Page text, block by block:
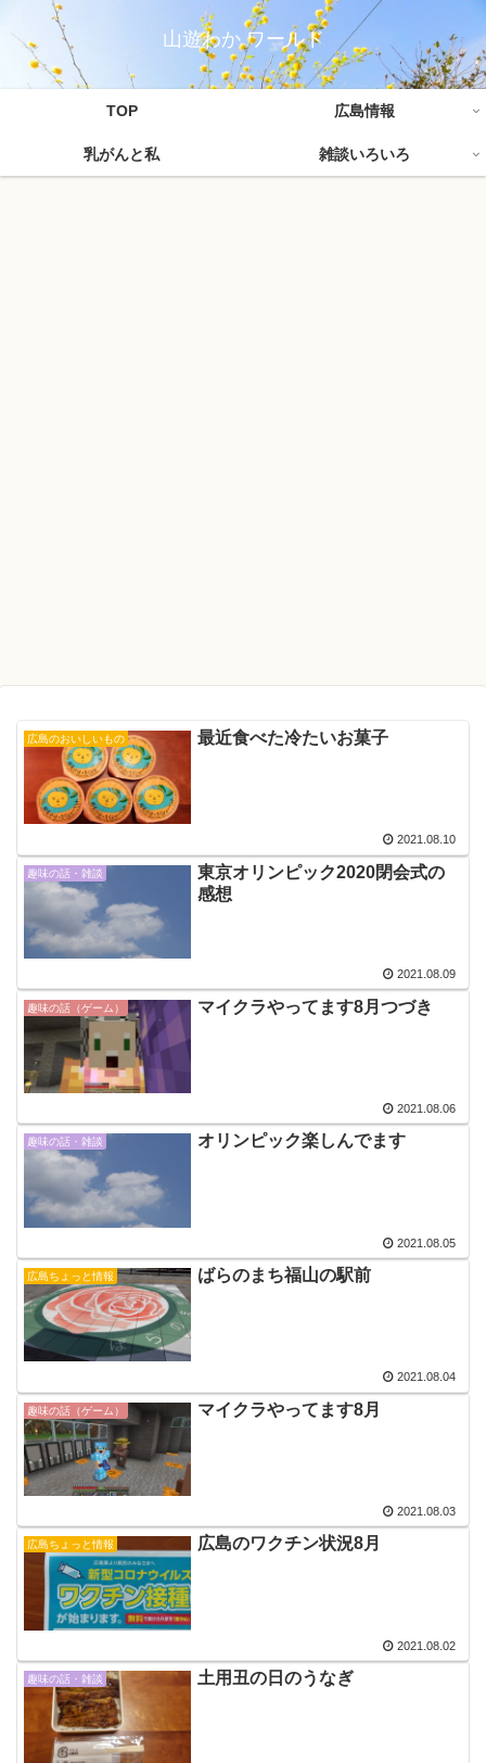
山遊わか ワールド
TOP 広島情報
乳がんと私 雑談いろいろ
広島のおいしいもの 最近食べた冷たいお菓子
2021.08.10
趣味の話・雑談
東京オリンピック2020閉会式の
感想
2021.08.09
趣味の話（ゲーム） マイクラやってます8月つづき
2021.08.06
趣味の話・雑談 オリンピック楽しんでます
2021.08.05
広島ちょっと情報 ばらのまち福山の駅前
2021.08.04
趣味の話（ゲーム） マイクラやってます8月
2021.08.03
広島ちょっと情報 広島のワクチン状況8月
2021.08.02
趣味の話・雑談 土用丑の日のうなぎ